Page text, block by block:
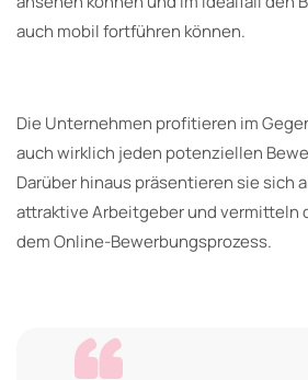
auch mobil fortführen können.
Die Unternehmen profitieren im
auch wirklich jeden potenziellen
Darüber hinaus präsentieren sie sich
attraktive Arbeitgeber und vermitteln
dem Online-Bewerbungsprozess.